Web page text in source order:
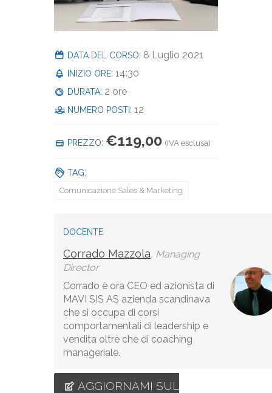
DATA DEL CORSO: 8 Luglio 2021
INIZIO ORE: 14:30
DURATA: 2 ore
NUMERO POSTI : 12
PREZZO: €119,00 (IVA esclusa)
TAG:
Comunicazione Sales & Marketing
DOCENTE
Corrado Mazzola, Managing
Director
Corrado è ora CEO ed azionista di
MAVI SIS AS azienda scandinava
che si occupa di corsi
comportamentali di leadership e
vendita oltre che di coaching
manageriale.
AGGIORNAMI SUL